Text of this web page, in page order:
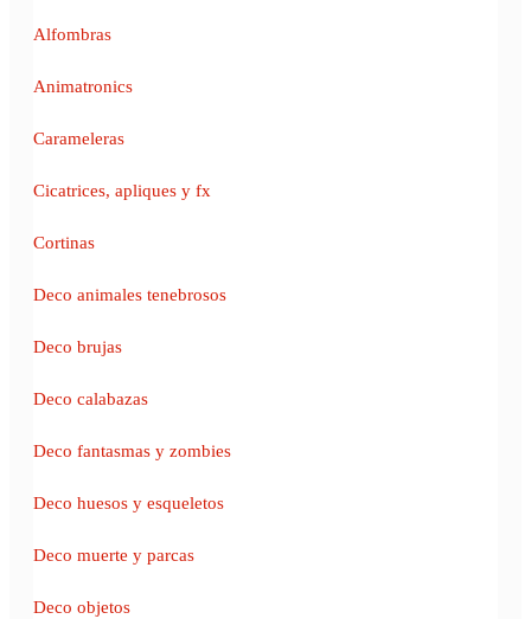
Alfombras
Animatronics
Carameleras
Cicatrices, apliques y fx
Cortinas
Deco animales tenebrosos
Deco brujas
Deco calabazas
Deco fantasmas y zombies
Deco huesos y esqueletos
Deco muerte y parcas
Deco objetos